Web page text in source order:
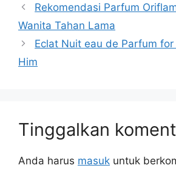
Rekomendasi Parfum
Wanita Tahan Lama
Eclat Nuit eau de Parfum
Him
Tinggalkan
Anda harus masuk untuk